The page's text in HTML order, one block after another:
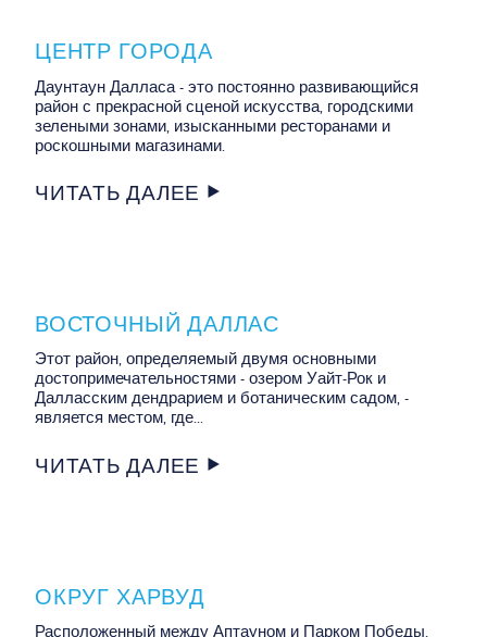
ЦЕНТР ГОРОДА
Даунтаун Далласа - это постоянно развивающийся
район с прекрасной сценой искусства, городскими
зелеными зонами, изысканными ресторанами и
роскошными магазинами.
ЧИТАТЬ ДАЛЕЕ
ВОСТОЧНЫЙ ДАЛЛАС
Этот район, определяемый двумя основными
достопримечательностями - озером Уайт-Рок и
Далласским дендрарием и ботаническим садом, -
является местом, где...
ЧИТАТЬ ДАЛЕЕ
ОКРУГ ХАРВУД
Расположенный между Аптауном и Парком Победы,